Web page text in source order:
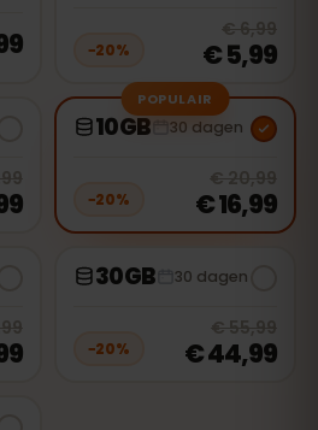
−20%
€ 6,99
€ 5,99
20 , now € 8,99
POPULAIR
10GB 30 dagen
−20%
€ 20,99
€ 16,99
20 , now
30GB 30 dagen
−20%
€ 55,99
€ 44,99